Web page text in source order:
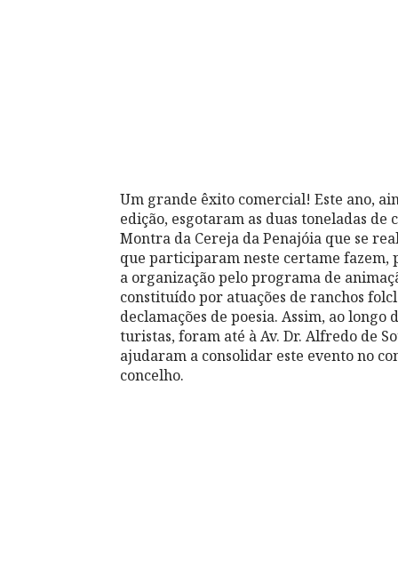
Um grande êxito comercial! Este ano,
edição, esgotaram as duas toneladas
Montra da Cereja da Penajóia que se
que participaram neste certame fazem,
a organização pelo programa de
constituído por atuações de ranchos
declamações de poesia. Assim, ao
turistas, foram até à Av. Dr. Alfredo de
ajudaram a consolidar este evento no
concelho.